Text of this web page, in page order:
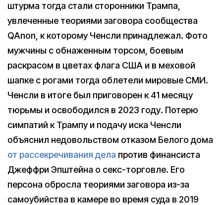
штурма тогда стали сторонники Трампа,
увлеченные теориями заговора сообщества
QAnon, к которому Ченсли принадлежал. Фото
мужчины с обнаженным торсом, боевым
раскрасом в цветах флага США и в меховой
шапке с рогами тогда облетели мировые СМИ.
Ченсли в итоге был приговорен к 41 месяцу
тюрьмы и освободился в 2023 году. Потерю
симпатий к Трампу и подачу иска Ченсли
объяснил недовольством отказом Белого дома
от рассекречивания дела против финансиста
Джеффри Эпштейна о секс-торговле. Его
персона обросла теориями заговора из-за
самоубийства в камере во время суда в 2019